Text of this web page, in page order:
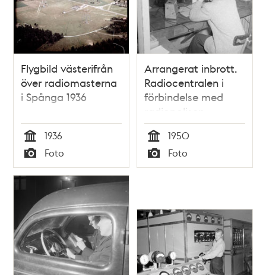
Flygbild västerifrån
över radiomasterna
i Spånga 1936
Tid
1936
Typ
Foto
Arrangerat inbrott.
Radiocentralen i
förbindelse med
radiopolisen
Tid
1950
Typ
Foto